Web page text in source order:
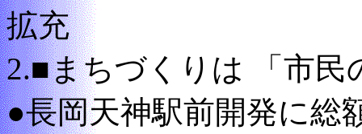
拡充
2.■まちづくりは 「市民
●長岡天神駅前開発に総